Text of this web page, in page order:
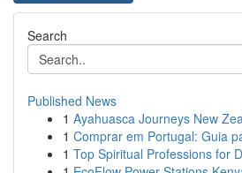
Search
Published News
1 Ayahuasca Journeys New
1 Comprar em Portugal: Guia
1 Top Spiritual Professions for